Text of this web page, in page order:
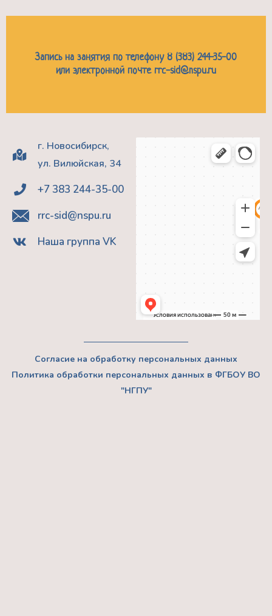
Запись на занятия по телефону 8 (383) 244-35-00
или электронной почте rrc-sid@nspu.ru
г. Новосибирск,
ул. Вилюйская, 34
+7 383 244-35-00
rrc-sid@nspu.ru
Наша группа VK
Согласие на обработку персональных данных
Политика обработки персональных данных в ФГБОУ ВО
"НГПУ"